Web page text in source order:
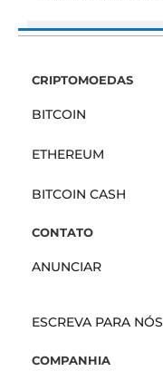
CRIPTOMOEDAS
BITCOIN
ETHEREUM
BITCOIN CASH
CONTATO
ANUNCIAR
ESCREVA PARA NÓS
COMPANHIA